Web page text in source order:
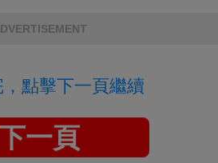
點擊下一頁繼續
一頁